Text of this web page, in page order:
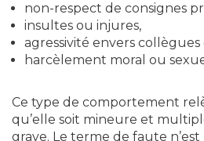
non-respect de consignes
insultes ou injures,
agressivité envers
harcèlement moral ou
Ce type de comportement
qu’elle soit mineure et
grave. Le terme de faute